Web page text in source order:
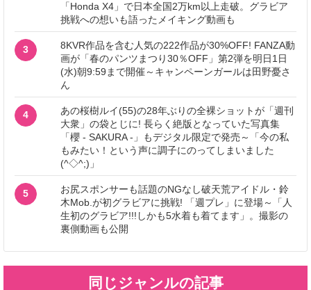
「Honda X4」で日本全国2万km以上走破。グラビア
挑戦への想いも語ったメイキング動画も
3
8KVR作品を含む人気の222作品が30%OFF! FANZA動
画が「春のパンツまつり30％OFF」第2弾を明日1日
(水)朝9:59まで開催～キャンペーンガールは田野憂さ
ん
4
あの桜樹ルイ(55)の28年ぶりの全裸ショットが「週刊
大衆」の袋とじに! 長らく絶版となっていた写真集
「櫻 - SAKURA -」もデジタル限定で発売～「今の私
もみたい！という声に調子にのってしまいました
(^◇^;)」
5
お尻スポンサーも話題のNGなし破天荒アイドル・鈴
木Mob.が初グラビアに挑戦! 「週プレ」に登場～「人
生初のグラビア!!!しかも5水着も着てます」。撮影の
裏側動画も公開
同じジャンルの記事